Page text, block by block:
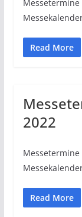
Messetermine
Read More
2022
Messetermine
Read More